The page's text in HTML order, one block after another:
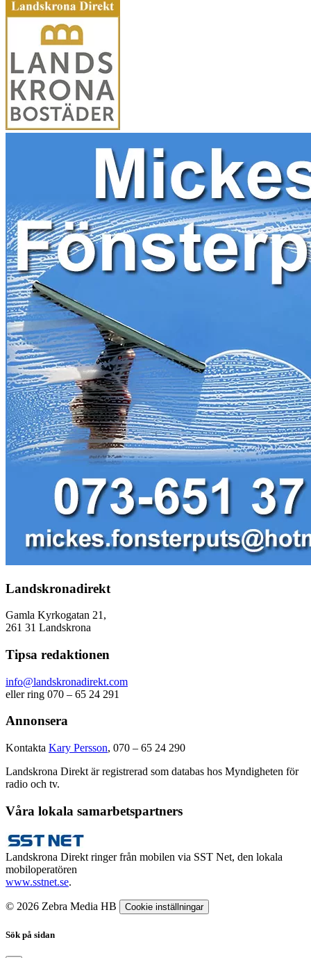
Landskronadirekt
Gamla Kyrkogatan 21,
261 31 Landskrona
Tipsa redaktionen
info@landskronadirekt.com
eller ring 070 – 65 24 291
Annonsera
Kontakta Kary Persson, 070 – 65 24 290
Landskrona Direkt är registrerad som databas hos Myndigheten för
radio och tv.
Våra lokala samarbetspartners
Landskrona Direkt ringer från mobilen via SST Net, den lokala
mobiloperatören
www.sstnet.se.
© 2026 Zebra Media HB Cookie inställningar
Sök på sidan